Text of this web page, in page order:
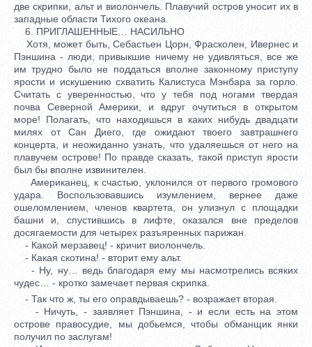
две скрипки, альт и виолончель. Плавучий остров уносит их в
западные области Тихого океана.
6. ПРИГЛАШЕННЫЕ… НАСИЛЬНО
Хотя, может быть, Себастьен Цорн, Фрасколен, Ивернес и
Пэншина - люди, привыкшие ничему не удивляться, все же
им трудно было не поддаться вполне законному приступу
ярости и искушению схватить Калистуса Мэнбара за горло.
Считать с уверенностью, что у тебя под ногами твердая
почва Северной Америки, и вдруг очутиться в открытом
море! Полагать, что находишься в каких нибудь двадцати
милях от Сан Диего, где ожидают твоего завтрашнего
концерта, и неожиданно узнать, что удаляешься от него на
плавучем острове! По правде сказать, такой приступ ярости
был бы вполне извинителен.
Американец, к счастью, уклонился от первого громового
удара. Воспользовавшись изумлением, вернее даже
ошеломлением, членов квартета, он улизнул с площадки
башни и, спустившись в лифте, оказался вне пределов
досягаемости для четырех разъяренных парижан.
- Какой мерзавец! - кричит виолончель.
- Какая скотина! - вторит ему альт.
- Ну, ну… ведь благодаря ему мы насмотрелись всяких
чудес… - кротко замечает первая скрипка.
- Так что ж, ты его оправдываешь? - возражает вторая.
- Ничуть, - заявляет Пэншина, - и если есть на этом
острове правосудие, мы добьемся, чтобы обманщик янки
получил по заслугам!